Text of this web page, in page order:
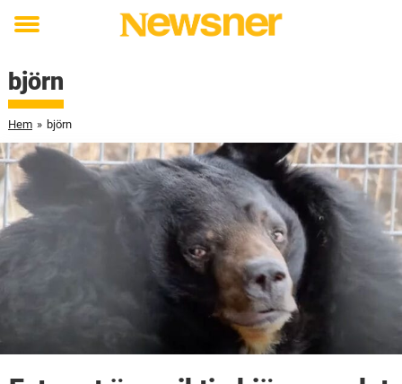
Toggle
björn
Hem » björn